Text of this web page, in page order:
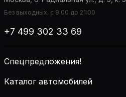
Без выходных, с 9:00 до 21:00
+7 499 302 33 69
Спецпредложения!
Каталог автомобилей